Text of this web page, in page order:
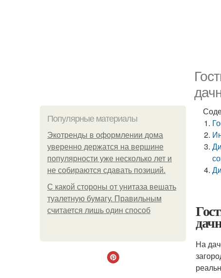
Популярные материалы
Экотренды в оформлении дома
уверенно держатся на вершине
популярности уже несколько лет и
не собираются сдавать позиций.
С какой стороны от унитаза вешать
туалетную бумагу. Правильным
считается лишь один способ
На